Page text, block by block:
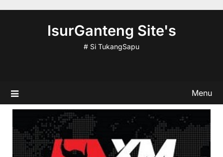
IsurGanteng Site's
# Si TukangSapu
Menu